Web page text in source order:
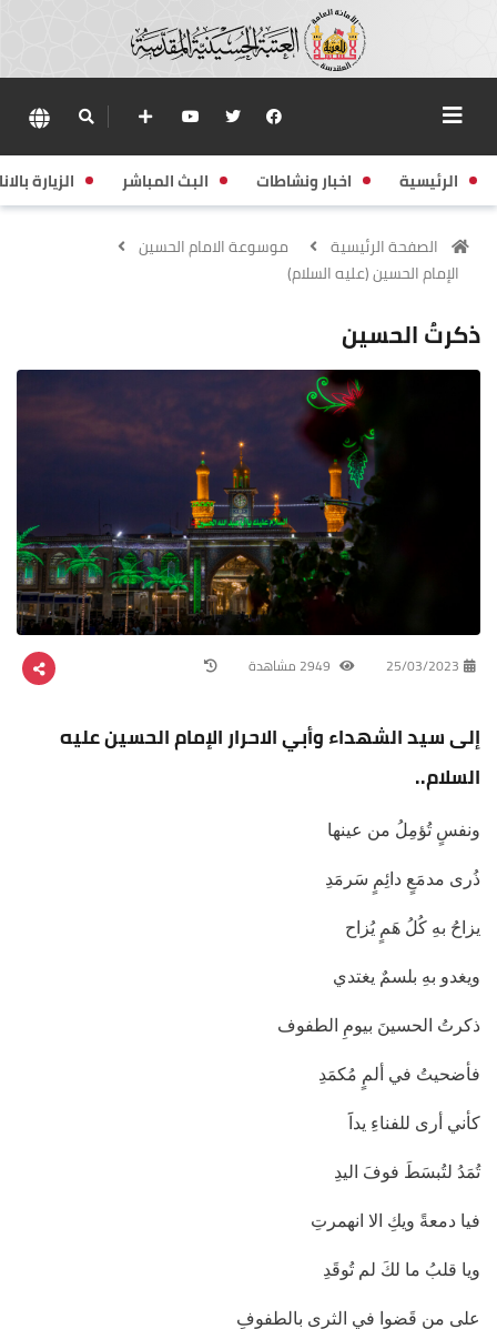
الرئيسية اخبار ونشاطات البث المباشر الزيارة
الصفحة الرئيسية
موسوعة الامام الحسين
الإمام الحسين (عليه السلام)
ذكرتُ الحسين
25/03/2023
إلى سيد الشهداء وأبي الاحرار الإمام الحسين عليه
السلام..
ونفسٍ تُؤمِلُ من عينها
ذُرى مدمَعٍ دائِمٍ سَرمَدِ
يزاحُ بهِ كُلُ هَمٍ يُزاح
ويغدو بهِ بلسمٌ يغتدي
ذكرتُ الحسينَ بيومِ الطفوف
فأضحيتُ في ألمٍ مُكمَدِ
كأني أرى للفناءِ يداََ
تُمَدُ لتُبسَطَ فوفَ اليدِ
فيا دمعةً ويكِ الا انهمرتِ
ويا قلبُ ما لكَ لم تُوقَدِ
على من قَضوا في الثرى بالطفوفِ